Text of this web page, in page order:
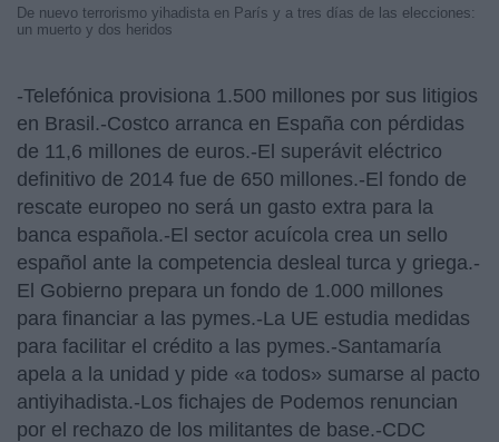
De nuevo terrorismo yihadista en París y a tres días de las elecciones:
un muerto y dos heridos
-Telefónica provisiona 1.500 millones por sus litigios
en Brasil.-Costco arranca en España con pérdidas
de 11,6 millones de euros.-El superávit eléctrico
definitivo de 2014 fue de 650 millones.-El fondo de
rescate europeo no será un gasto extra para la
banca española.-El sector acuícola crea un sello
español ante la competencia desleal turca y griega.-
El Gobierno prepara un fondo de 1.000 millones
para financiar a las pymes.-La UE estudia medidas
para facilitar el crédito a las pymes.-Santamaría
apela a la unidad y pide «a todos» sumarse al pacto
antiyihadista.-Los fichajes de Podemos renuncian
por el rechazo de los militantes de base.-CDC